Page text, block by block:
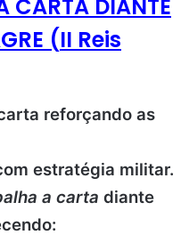
CARTA DIANTE
(II Reis
reforçando as
estratégia militar.
a carta diante